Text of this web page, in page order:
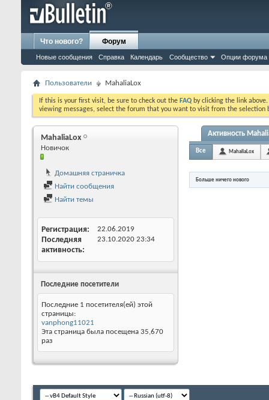
Что нового? Форум
Новые сообщения Справка Календарь Сообщество Опции форума
Пользователи MahaliaLox
If this is your first visit, be sure to check out the FAQ by clicking the link
viewing messages, select the forum that you want to visit from the selection
MahaliaLox
Новичок
Домашняя страничка
Найти сообщения
Найти темы
Регистрация 22.06.2019
Последняя
активность
23.10.2020 23:34
Последние посетители
Последние 1 посетителя(ей) этой
страницы:
vanphong11021
Эта страница была посещена 35,670
раз
Активность
Все MahaliaLox
Больше ничего нового